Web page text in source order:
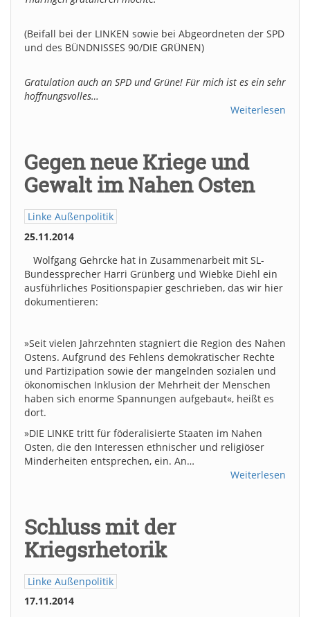
(Beifall bei der LINKEN sowie bei Abgeordneten der SPD
und des BÜNDNISSES 90/DIE GRÜNEN)
Gratulation auch an SPD und Grüne! Für mich ist es ein sehr
hoffnungsvolles…
Weiterlesen
Gegen neue Kriege und
Gewalt im Nahen Osten
Linke Außenpolitik
25.11.2014
Wolfgang Gehrcke hat in Zusammenarbeit mit SL-
Bundessprecher Harri Grünberg und Wiebke Diehl ein
ausführliches Positionspapier geschrieben, das wir hier
dokumentieren:
»Seit vielen Jahrzehnten stagniert die Region des Nahen
Ostens. Aufgrund des Fehlens demokratischer Rechte
und Partizipation sowie der mangelnden sozialen und
ökonomischen Inklusion der Mehrheit der Menschen
haben sich enorme Spannungen aufgebaut«, heißt es
dort.
»DIE LINKE tritt für föderalisierte Staaten im Nahen
Osten, die den Interessen ethnischer und religiöser
Minderheiten entsprechen, ein. An…
Weiterlesen
Schluss mit der
Kriegsrhetorik
Linke Außenpolitik
17.11.2014